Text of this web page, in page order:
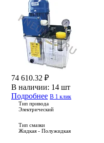
74 610.32 ₽
В наличии: 14 шт
Подробнее В 1 клик
Тип привода
Электрический
Тип смазки
Жидкая - Полужидкая